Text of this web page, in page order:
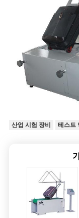
산업 시험 장비 테스트